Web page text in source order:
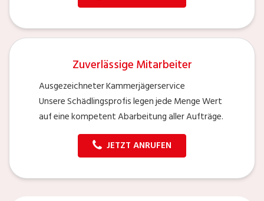
Zuverlässige Mitarbeiter
Ausgezeichneter Kammerjägerservice
Unsere Schädlingsprofis legen jede Menge Wert
auf eine kompetent Abarbeitung aller Aufträge.
JETZT ANRUFEN